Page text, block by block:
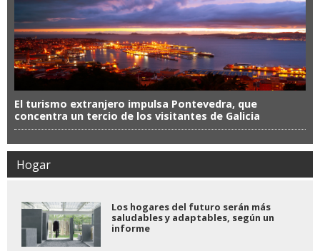
El turismo extranjero impulsa Pontevedra, que
concentra un tercio de los visitantes de Galicia
Hogar
Los hogares del futuro serán más
saludables y adaptables, según un
informe